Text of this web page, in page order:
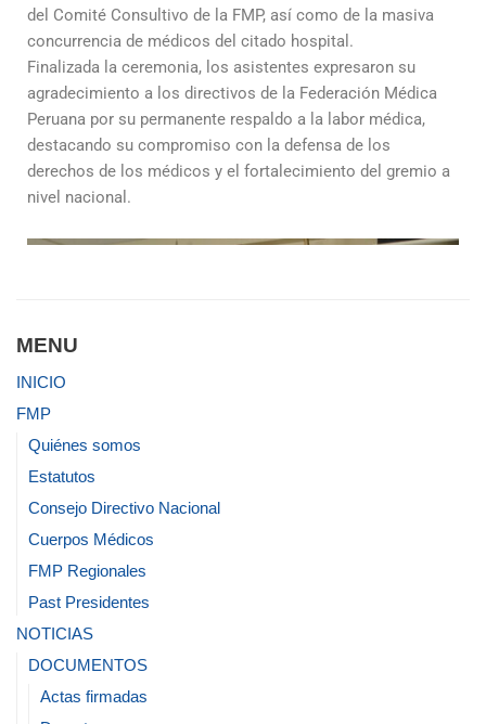
del Comité Consultivo de la FMP, así como de la masiva
concurrencia de médicos del citado hospital.
Finalizada la ceremonia, los asistentes expresaron su
agradecimiento a los directivos de la Federación Médica
Peruana por su permanente respaldo a la labor médica,
destacando su compromiso con la defensa de los
derechos de los médicos y el fortalecimiento del gremio a
nivel nacional.
MENU
INICIO
FMP
Quiénes somos
Estatutos
Consejo Directivo Nacional
Cuerpos Médicos
FMP Regionales
Past Presidentes
NOTICIAS
DOCUMENTOS
Actas firmadas